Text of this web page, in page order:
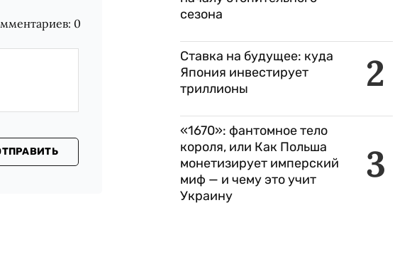
0
сезона
2
Ставка на будущее: куда
Япония инвестирует
триллионы
3
«1670»: фантомное тело
короля, или Как Польша
монетизирует имперский
миф — и чему это учит
Украину